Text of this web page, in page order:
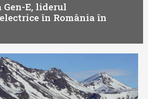
Gen-E, liderul
în România în